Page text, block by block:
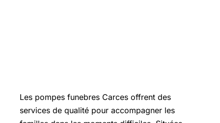
Les pompes funebres Carces offrent des
services de qualité pour accompagner les